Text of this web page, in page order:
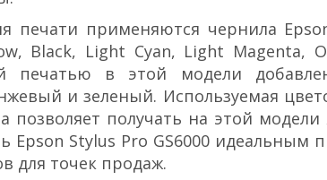
печати применяются чернила
Black, Light Cyan, Light Magenta,
печатью в этой модели
и зеленый. Используемая
получать на этой
Epson Stylus Pro GS6000 идеальным
для точек продаж.